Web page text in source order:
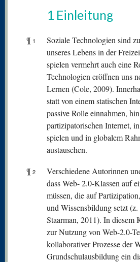
1 Einleitung
¶ 1
Soziale Technologien sind
unseres Lebens in der
spielen vermehrt auch eine
Technologien eröffnen uns
Lernen (Cole, 2009).
statt von einem statischen
passive Rolle einnahmen,
partizipatorischen Internet,
spielen und in globalem
austauschen.
¶ 2
Verschiedene Autorinnen
dass Web- 2.0-Klassen auf
müssen, die auf
und Wissensbildung setzt
Staarman, 2011). In diesem
zur Nutzung von Web-2.0-
kollaborativer Prozesse der
Grundschulausbildung ein